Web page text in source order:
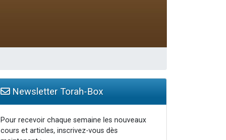
Newsletter Torah-Box
Pour recevoir chaque semaine les nouveaux
cours et articles, inscrivez-vous dès